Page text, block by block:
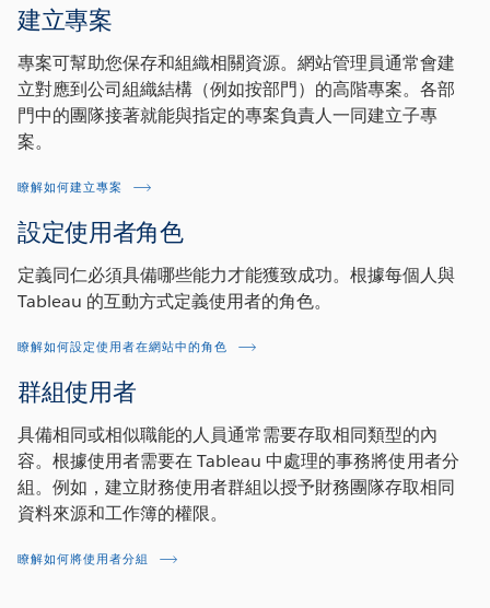
建立專案
專案可幫助您保存和組織相關資源。網站管理員通常會建
立對應到公司組織結構（例如按部門）的高階專案。各部
門中的團隊接著就能與指定的專案負責人一同建立子專
案。
瞭解如何建立專案
設定使用者角色
定義同仁必須具備哪些能力才能獲致成功。根據每個人與
Tableau 的互動方式定義使用者的角色。
瞭解如何設定使用者在網站中的角色
群組使用者
具備相同或相似職能的人員通常需要存取相同類型的內
容。根據使用者需要在 Tableau 中處理的事務將使用者分
組。例如，建立財務使用者群組以授予財務團隊存取相同
資料來源和工作簿的權限。
瞭解如何將使用者分組